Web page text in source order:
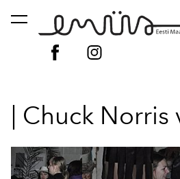
lisati ostukorvi. Vaata ostukorvi
| Chuck Norris